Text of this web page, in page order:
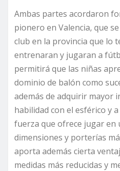
Ambas partes acordaron
pionero en Valencia, que
club en la provincia que lo
entrenaran y jugaran a
permitirá que las niñas
dominio de balón como
además de adquirir mayor
habilidad con el esférico y
fuerza que ofrece jugar en
dimensiones y porterías
aporta además cierta
medidas más reducidas y